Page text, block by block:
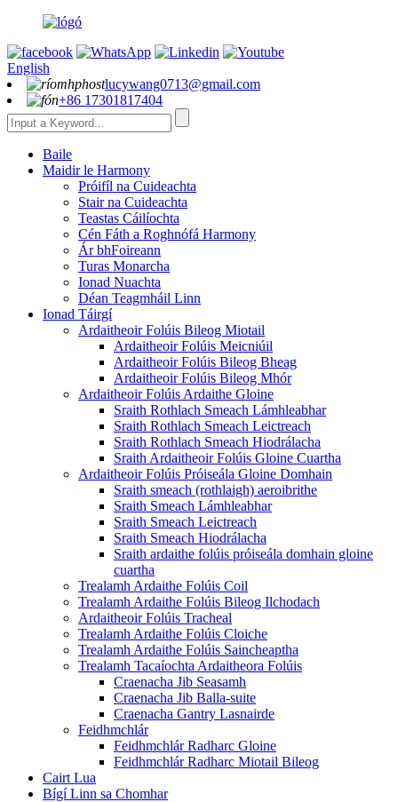
English
lucywang0713@gmail.com
+86 17301817404
Baile
Maidir le Harmony
Próifíl na Cuideachta
Stair na Cuideachta
Teastas Cáilíochta
Cén Fáth a Roghnófá Harmony
Ár bhFoireann
Turas Monarcha
Ionad Nuachta
Déan Teagmháil Linn
Ionad Táirgí
Ardaitheoir Folúis Bileog Miotail
Ardaitheoir Folúis Meicniúil
Ardaitheoir Folúis Bileog Bheag
Ardaitheoir Folúis Bileog Mhór
Ardaitheoir Folúis Ardaithe Gloine
Sraith Rothlach Smeach Lámhleabhar
Sraith Rothlach Smeach Leictreach
Sraith Rothlach Smeach Hiodrálacha
Sraith Ardaitheoir Folúis Gloine Cuartha
Ardaitheoir Folúis Próiseála Gloine Domhain
Sraith smeach (rothlaigh) aeroibrithe
Sraith Smeach Lámhleabhar
Sraith Smeach Leictreach
Sraith Smeach Hiodrálacha
Sraith ardaithe folúis próiseála domhain gloine
cuartha
Trealamh Ardaithe Folúis Coil
Trealamh Ardaithe Folúis Bileog Ilchodach
Ardaitheoir Folúis Tracheal
Trealamh Ardaithe Folúis Cloiche
Trealamh Ardaithe Folúis Saincheaptha
Trealamh Tacaíochta Ardaitheora Folúis
Craenacha Jib Seasamh
Craenacha Jib Balla-suite
Craenacha Gantry Lasnairde
Feidhmchlár
Feidhmchlár Radharc Gloine
Feidhmchlár Radharc Miotail Bileog
Cairt Lua
Bígí Linn sa Chomhar